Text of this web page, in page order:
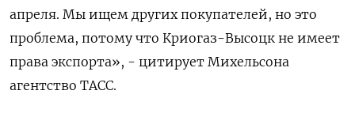
апреля. Мы ищем других покупателей, но это
проблема, потому что Криогаз-Высоцк не имеет
права экспорта», - цитирует Михельсона
агентство ТАСС.